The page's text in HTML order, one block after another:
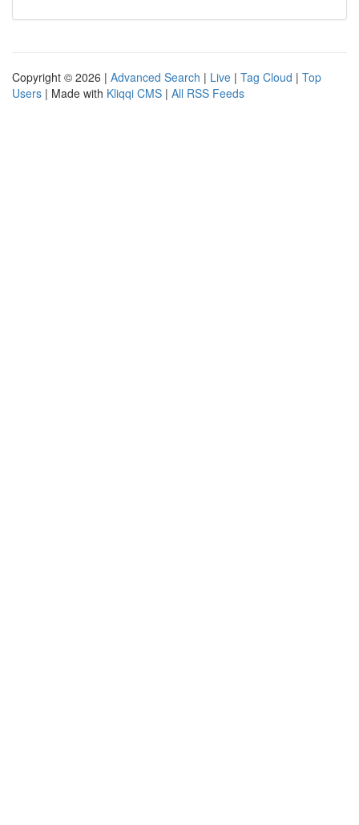
Copyright © 2026 | Advanced Search | Live | Tag Cloud | Top
Users | Made with Kliqqi CMS | All RSS Feeds